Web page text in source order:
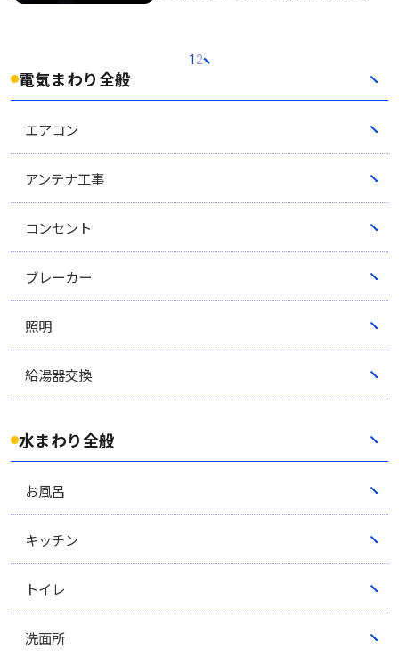
1つで […]
1 2
電気まわり全般
エアコン
アンテナ工事
コンセント
ブレーカー
照明
給湯器交換
水まわり全般
お風呂
キッチン
トイレ
洗面所